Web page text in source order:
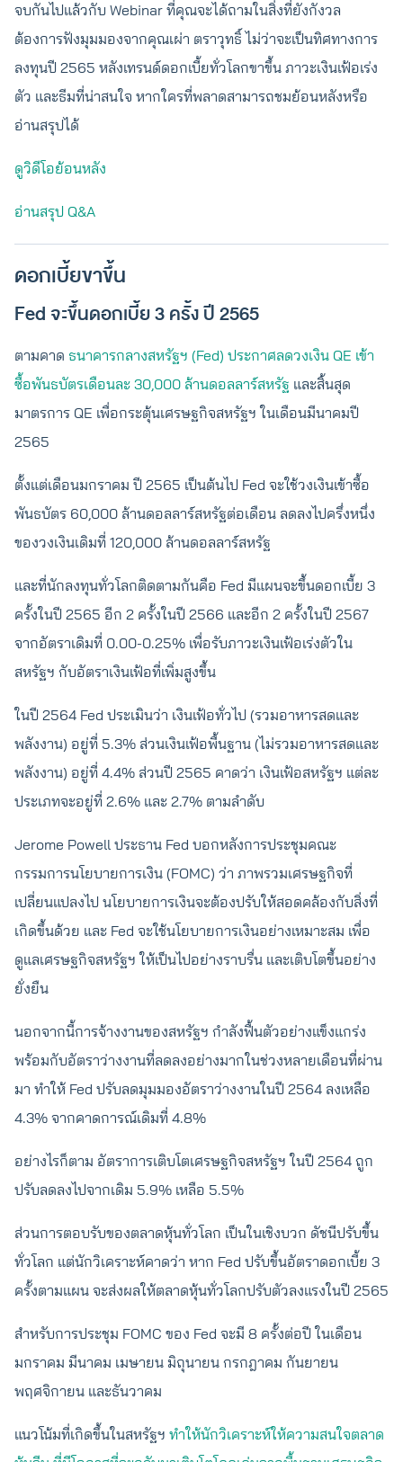
จบกันไปแล้วกับ Webinar ที่คุณจะได้ถามในสิ่งที่ยังกังวล
ต้องการฟังมุมมองจากคุณเผ่า ตราวุทธิ์ ไม่ว่าจะเป็นทิศทางการ
ลงทุนปี 2565 หลังเทรนด์ดอกเบี้ยทั่วโลกขาขึ้น ภาวะเงินเฟ้อเร่ง
ตัว และธีมที่น่าสนใจ หากใครที่พลาดสามารถชมย้อนหลังหรือ
อ่านสรุปได้
ดูวิดีโอย้อนหลัง
อ่านสรุป Q&A
ดอกเบี้ยขาขึ้น
Fed จะขึ้นดอกเบี้ย 3 ครั้ง ปี 2565
ตามคาด ธนาคารกลางสหรัฐฯ (Fed) ประกาศลดวงเงิน QE เข้า
ซื้อพันธบัตรเดือนละ 30,000 ล้านดอลลาร์สหรัฐ และสิ้นสุด
มาตรการ QE เพื่อกระตุ้นเศรษฐกิจสหรัฐฯ ในเดือนมีนาคมปี
2565
ตั้งแต่เดือนมกราคม ปี 2565 เป็นต้นไป Fed จะใช้วงเงินเข้าซื้อ
พันธบัตร 60,000 ล้านดอลลาร์สหรัฐต่อเดือน ลดลงไปครึ่งหนึ่ง
ของวงเงินเดิมที่ 120,000 ล้านดอลลาร์สหรัฐ
และที่นักลงทุนทั่วโลกติดตามกันคือ Fed มีแผนจะขึ้นดอกเบี้ย 3
ครั้งในปี 2565 อีก 2 ครั้งในปี 2566 และอีก 2 ครั้งในปี 2567
จากอัตราเดิมที่ 0.00-0.25% เพื่อรับภาวะเงินเฟ้อเร่งตัวใน
สหรัฐฯ กับอัตราเงินเฟ้อที่เพิ่มสูงขึ้น
ในปี 2564 Fed ประเมินว่า เงินเฟ้อทั่วไป (รวมอาหารสดและ
พลังงาน) อยู่ที่ 5.3% ส่วนเงินเฟ้อพื้นฐาน (ไม่รวมอาหารสดและ
พลังงาน) อยู่ที่ 4.4% ส่วนปี 2565 คาดว่า เงินเฟ้อสหรัฐฯ แต่ละ
ประเภทจะอยู่ที่ 2.6% และ 2.7% ตามลำดับ
Jerome Powell ประธาน Fed บอกหลังการประชุมคณะ
กรรมการนโยบายการเงิน (FOMC) ว่า ภาพรวมเศรษฐกิจที่
เปลี่ยนแปลงไป นโยบายการเงินจะต้องปรับให้สอดคล้องกับสิ่งที่
เกิดขึ้นด้วย และ Fed จะใช้นโยบายการเงินอย่างเหมาะสม เพื่อ
ดูแลเศรษฐกิจสหรัฐฯ ให้เป็นไปอย่างราบรื่น และเติบโตขึ้นอย่าง
ยั่งยืน
นอกจากนี้การจ้างงานของสหรัฐฯ กำลังฟื้นตัวอย่างแข็งแกร่ง
พร้อมกับอัตราว่างงานที่ลดลงอย่างมากในช่วงหลายเดือนที่ผ่าน
มา ทำให้ Fed ปรับลดมุมมองอัตราว่างงานในปี 2564 ลงเหลือ
4.3% จากคาดการณ์เดิมที่ 4.8%
อย่างไรก็ตาม อัตราการเติบโตเศรษฐกิจสหรัฐฯ ในปี 2564 ถูก
ปรับลดลงไปจากเดิม 5.9% เหลือ 5.5%
ส่วนการตอบรับของตลาดหุ้นทั่วโลก เป็นในเชิงบวก ดัชนีปรับขึ้น
ทั่วโลก แต่นักวิเคราะห์คาดว่า หาก Fed ปรับขึ้นอัตราดอกเบี้ย 3
ครั้งตามแผน จะส่งผลให้ตลาดหุ้นทั่วโลกปรับตัวลงแรงในปี 2565
สำหรับการประชุม FOMC ของ Fed จะมี 8 ครั้งต่อปี ในเดือน
มกราคม มีนาคม เมษายน มิถุนายน กรกฎาคม กันยายน
พฤศจิกายน และธันวาคม
แนวโน้มที่เกิดขึ้นในสหรัฐฯ ทำให้นักวิเคราะห์ให้ความสนใจตลาด